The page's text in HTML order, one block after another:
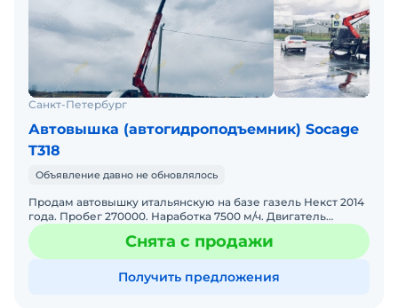
Санкт-Петербург
Автовышка (автогидроподъемник) Socage
T318
Объявление давно не обновлялось
Продам автовышку итальянскую на базе газель Некст 2014
года. Пробег 270000. Наработка 7500 м/ч. Двигатель
обслужен. Сухой. Вышка обслужена. Один хозяин. ПТС ори
Снята с продажи
Получить предложения